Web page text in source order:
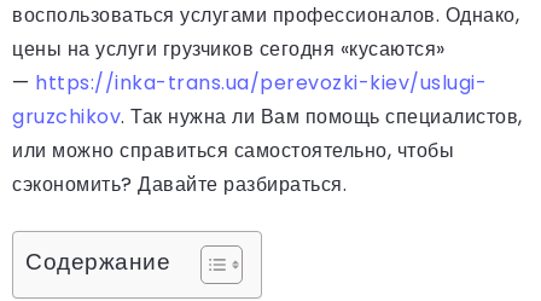
воспользоваться услугами профессионалов. Однако,
цены на услуги грузчиков сегодня «кусаются»
— https://inka-trans.ua/perevozki-kiev/uslugi-
gruzchikov. Так нужна ли Вам помощь специалистов,
или можно справиться самостоятельно, чтобы
сэкономить? Давайте разбираться.
Содержание